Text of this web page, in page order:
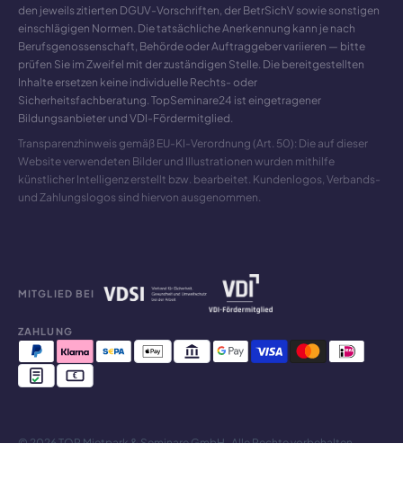
den jeweils zitierten DGUV-Vorschriften, der BetrSichV sowie sonstigen
einschlägigen Normen. Die tatsächliche Anerkennung kann je nach
Berufsgenossenschaft, Behörde oder Auftraggeber variieren — bitte
prüfen Sie im Zweifel mit der zuständigen Stelle. Die bereitgestellten
Inhalte ersetzen keine individuelle Rechts- oder
Sicherheitsfachberatung. TopSeminare24 ist eingetragener
Bildungsanbieter und VDI-Fördermitglied.
Transparenzhinweis gemäß EU-KI-Verordnung (Art. 50): Die auf dieser
Website verwendeten Bilder und Illustrationen wurden mithilfe
künstlicher Intelligenz erstellt bzw. bearbeitet. Kundenlogos, Verbands-
und Zahlungslogos sind hiervon ausgenommen.
MITGLIED BEI
ZAHLUNG
© 2026 TOP Mietpark & Seminare GmbH · Alle Rechte vorbehalten